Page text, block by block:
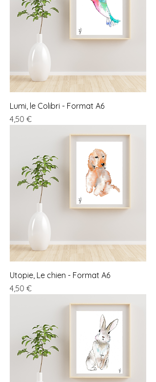
Lumi, le Colibri - Format A6
Prix
4,50 €
Utopie, Le chien - Format A6
Prix
4,50 €